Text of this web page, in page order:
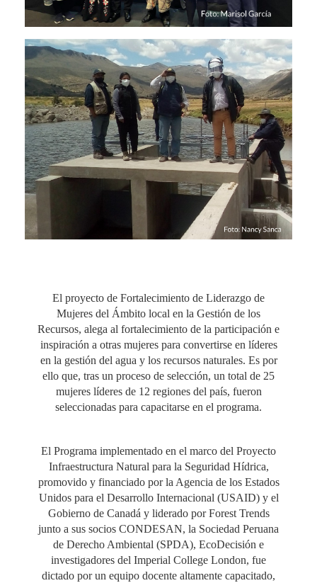
El proyecto de Fortalecimiento de Liderazgo de
Mujeres del Ámbito local en la Gestión de los
Recursos, alega al fortalecimiento de la participación e
inspiración a otras mujeres para convertirse en líderes
en la gestión del agua y los recursos naturales. Es por
ello que, tras un proceso de selección, un total de 25
mujeres líderes de 12 regiones del país, fueron
seleccionadas para capacitarse en el programa.
El Programa implementado en el marco del Proyecto
Infraestructura Natural para la Seguridad Hídrica,
promovido y financiado por la Agencia de los Estados
Unidos para el Desarrollo Internacional (USAID) y el
Gobierno de Canadá y liderado por Forest Trends
junto a sus socios CONDESAN, la Sociedad Peruana
de Derecho Ambiental (SPDA), EcoDecisión e
investigadores del Imperial College London, fue
dictado por un equipo docente altamente capacitado,